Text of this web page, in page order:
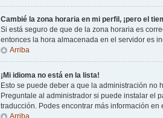
Cambié la zona horaria en mi perfil, ¡pero el
Si está seguro de que de la zona horaria es
entonces la hora almacenada en el servidor es
Arriba
¡Mi idioma no está en la lista!
Esto se puede deber a que la administración no
Preguntale al administrador si puede instalar el
traducción. Podes encontrar más información
Arriba